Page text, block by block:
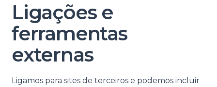
Ligações e
ferramentas
externas
Ligamos para sites de terceiros e podemos incluir